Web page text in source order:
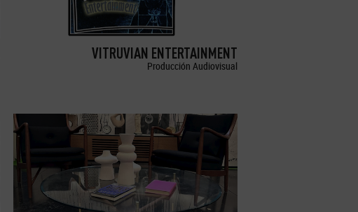
VITRUVIAN ENTERTAINMENT
Producción Audiovisual